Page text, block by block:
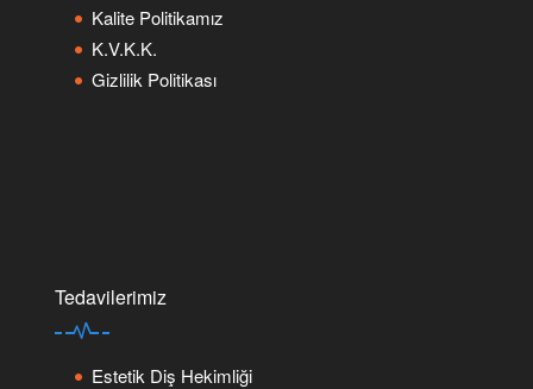
Kalite Politikamız
K.V.K.K.
Gizlilik Politikası
Tedavilerimiz
Estetik Diş Hekimliği